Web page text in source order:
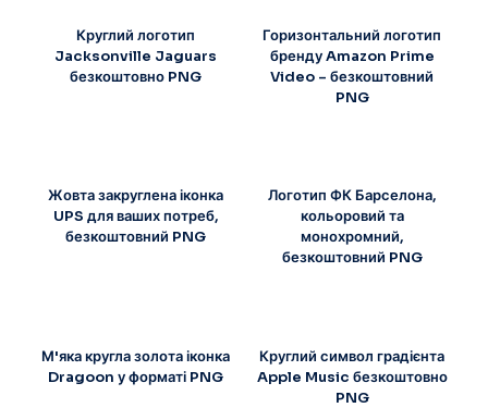
Круглий логотип
Jacksonville Jaguars
безкоштовно PNG
Горизонтальний логотип
бренду Amazon Prime
Video – безкоштовний
PNG
Жовта закруглена іконка
UPS для ваших потреб,
безкоштовний PNG
Логотип ФК Барселона,
кольоровий та
монохромний,
безкоштовний PNG
М'яка кругла золота іконка
Dragoon у форматі PNG
Круглий символ градієнта
Apple Music безкоштовно
PNG